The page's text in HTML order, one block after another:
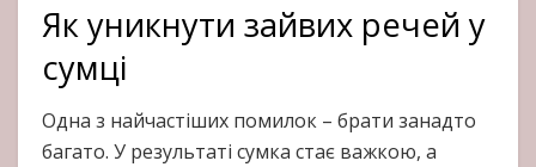
Як уникнути зайвих речей у
сумці
Одна з найчастіших помилок – брати занадто
багато. У результаті сумка стає важкою, а